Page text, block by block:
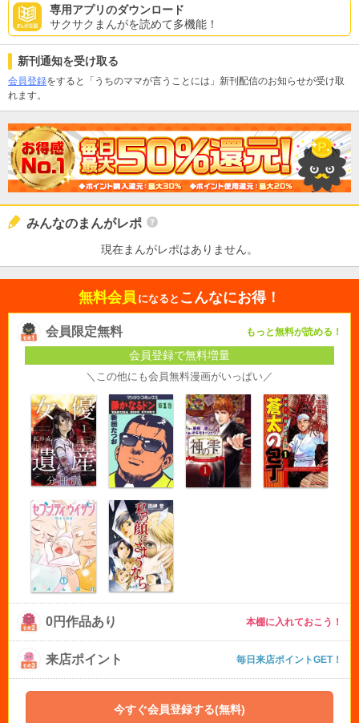
専用アプリのダウンロード
サクサクまんがを読めて多機能！
新刊通知を受け取る
会員登録をすると「うちのママが言うことには」新刊配信のお知らせが受け取
れます。
みんなのまんがレポ
現在まんがレポはありません。
無料会員 になると こんなにお得！
会員限定無料 もっと無料が読める！
会員登録で無料増量
＼この他にも会員無料漫画がいっぱい／
0円作品あり 本棚に入れておこう！
来店ポイント 毎日来店ポイントGET！
今すぐ会員登録する(無料)